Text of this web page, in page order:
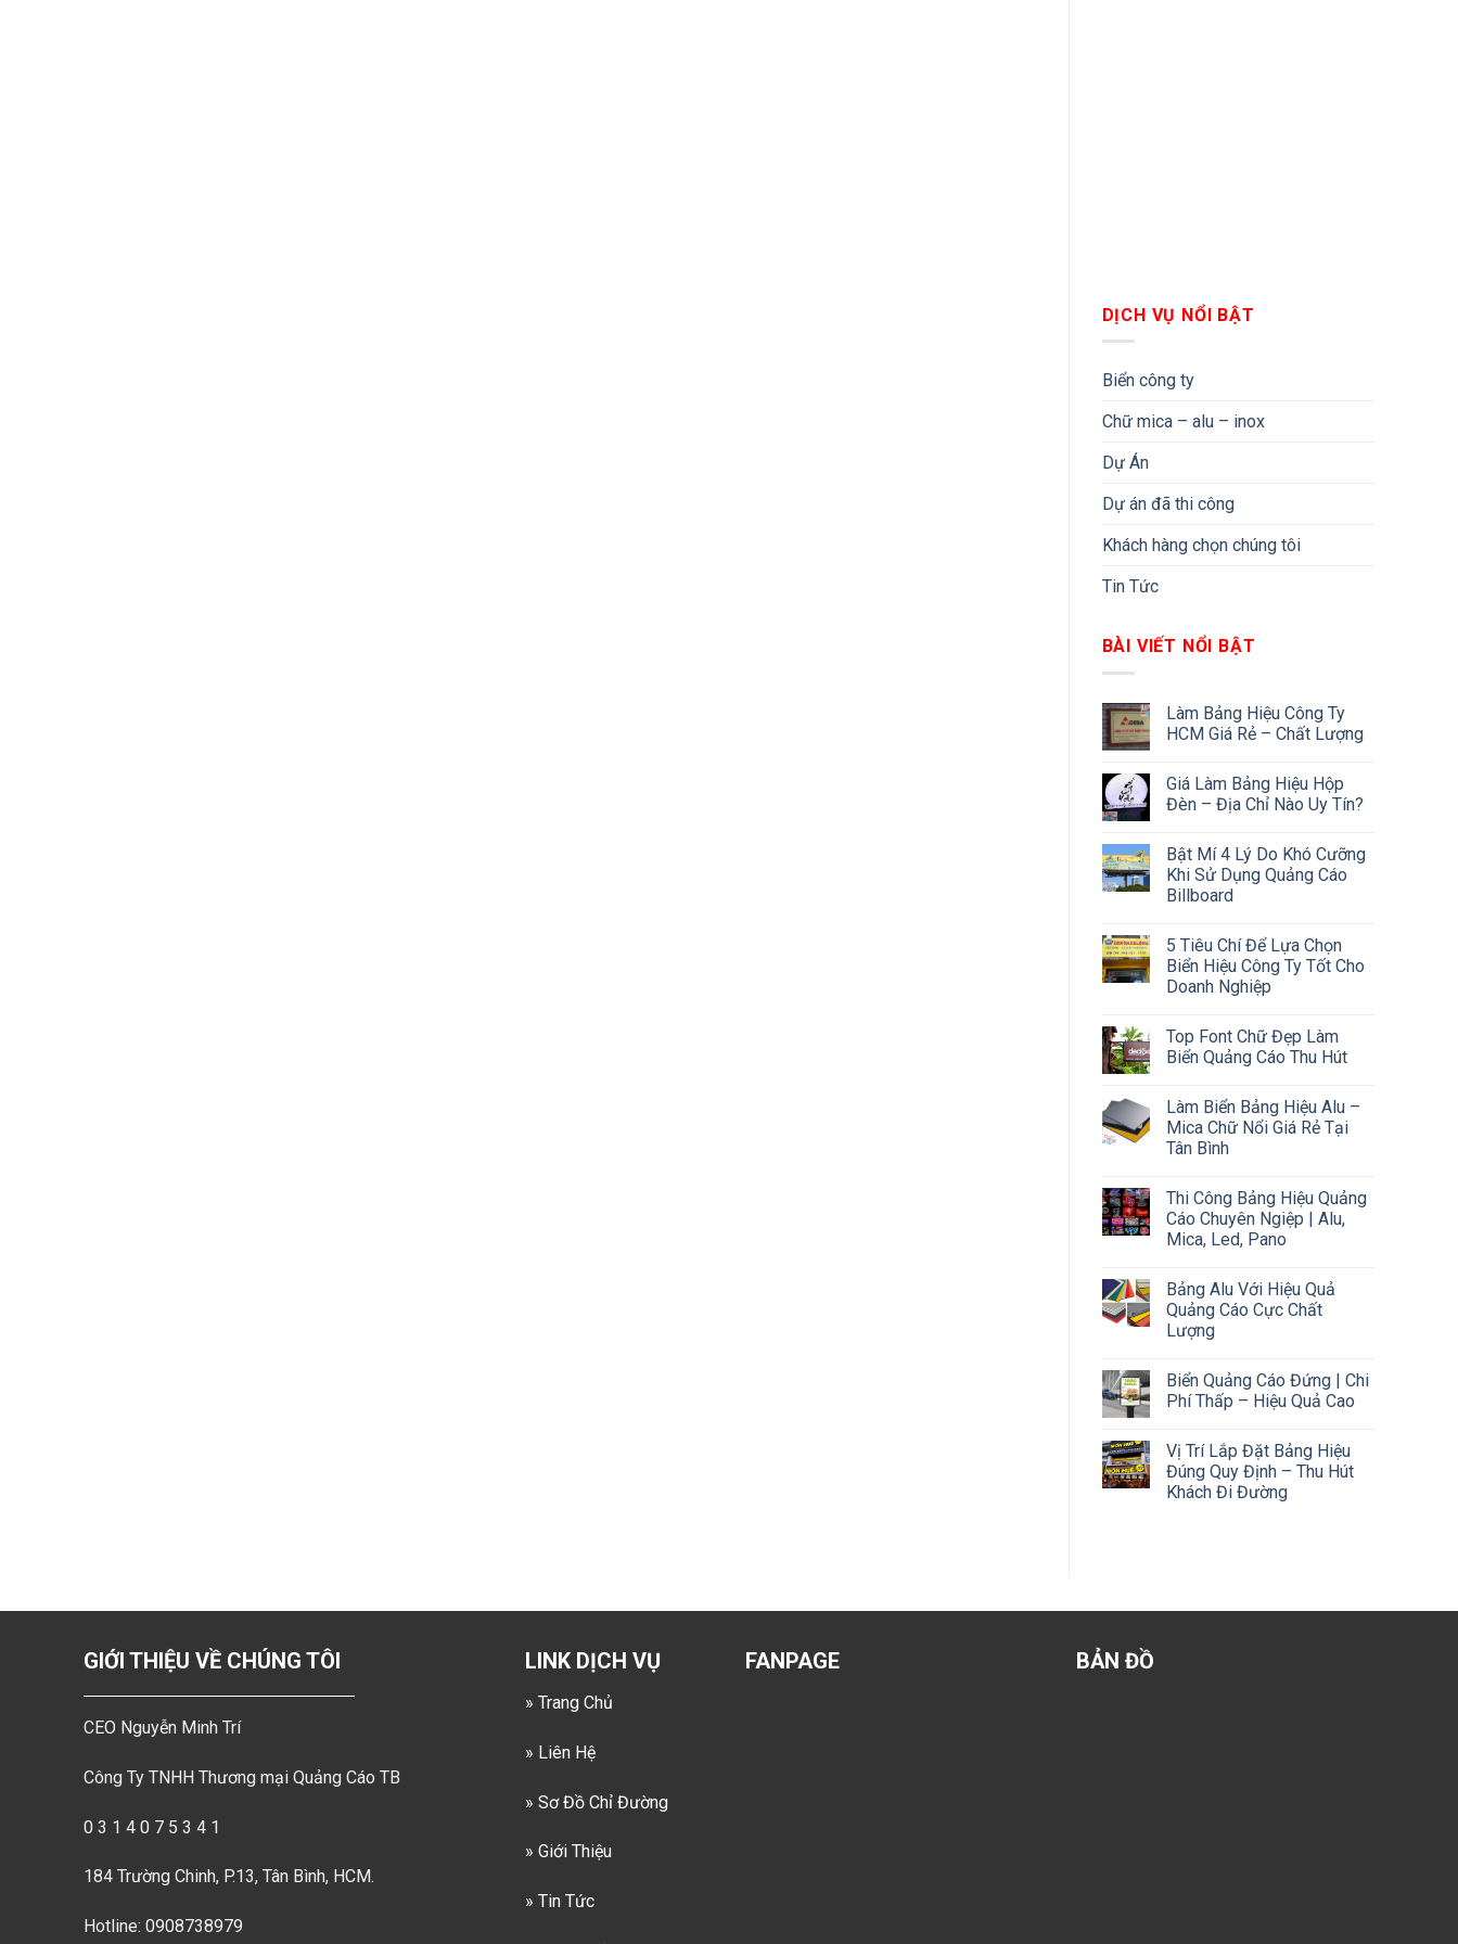
DỊCH VỤ NỔI BẬT
Biển công ty
Chữ mica – alu – inox
Dự Án
Dự án đã thi công
Khách hàng chọn chúng tôi
Tin Tức
BÀI VIẾT NỔI BẬT
Làm Bảng Hiệu Công Ty
HCM Giá Rẻ – Chất Lượng
Giá Làm Bảng Hiệu Hộp
Đèn – Địa Chỉ Nào Uy Tín?
Bật Mí 4 Lý Do Khó Cưỡng
Khi Sử Dụng Quảng Cáo
Billboard
5 Tiêu Chí Để Lựa Chọn
Biển Hiệu Công Ty Tốt Cho
Doanh Nghiệp
Top Font Chữ Đẹp Làm
Biển Quảng Cáo Thu Hút
Làm Biển Bảng Hiệu Alu –
Mica Chữ Nổi Giá Rẻ Tại
Tân Bình
Thi Công Bảng Hiệu Quảng
Cáo Chuyên Ngiệp | Alu,
Mica, Led, Pano
Bảng Alu Với Hiệu Quả
Quảng Cáo Cực Chất
Lượng
Biển Quảng Cáo Đứng | Chi
Phí Thấp – Hiệu Quả Cao
Vị Trí Lắp Đặt Bảng Hiệu
Đúng Quy Định – Thu Hút
Khách Đi Đường
GIỚI THIỆU VỀ CHÚNG TÔI
CEO Nguyễn Minh Trí
Công Ty TNHH Thương mại Quảng Cáo TB
0 3 1 4 0 7 5 3 4 1
184 Trường Chinh, P.13, Tân Bình, HCM.
Hotline: 0908738979
LINK DỊCH VỤ
» Trang Chủ
» Liên Hệ
» Sơ Đồ Chỉ Đường
» Giới Thiệu
» Tin Tức
FANPAGE BẢN ĐỒ